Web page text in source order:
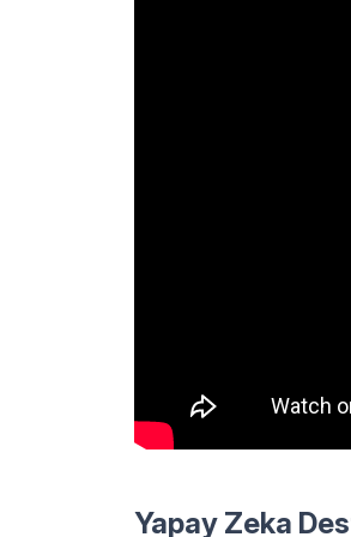
Yapay Zeka